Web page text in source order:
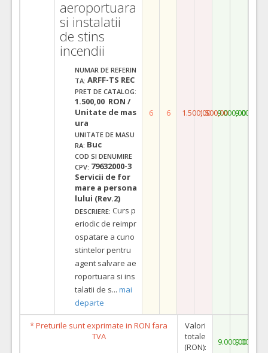
aeroportuara
si instalatii
de stins
incendii
NUMAR DE REFERIN
TA: ARFF-TS REC
PRET DE CATALOG:
1.500,00 RON /
Unitate de mas
ura
UNITATE DE MASU
RA: Buc
COD SI DENUMIRE
CPV: 79632000-3
Servicii de for
mare a persona
lului (Rev.2)
DESCRIERE: Curs p
eriodic de reimpr
ospatare a cuno
stintelor pentru
agent salvare ae
roportuara si ins
talatii de s... mai
departe
6 6 1.500,001.500,009.000,009.000,00
* Preturile sunt exprimate in RON fara
TVA
Valori
totale
(RON):
9.000,009.000,00